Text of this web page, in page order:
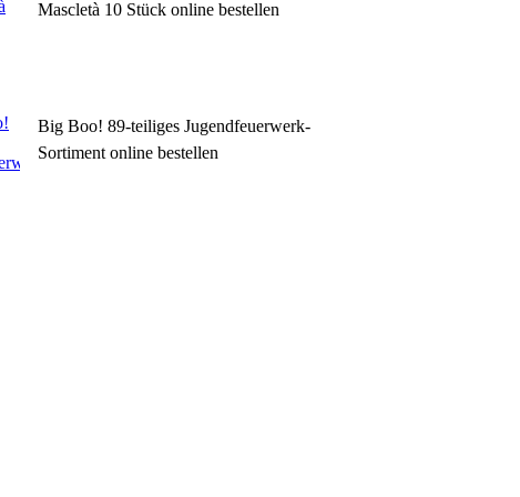
Mascletà 10 Stück online bestellen
Big Boo! 89-teiliges Jugendfeuerwerk-
Sortiment online bestellen